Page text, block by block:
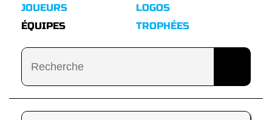
JOUEURS
ÉQUIPES
LOGOS
TROPHÉES